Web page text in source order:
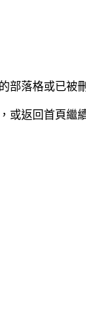
部落格或已被
或返回首頁繼